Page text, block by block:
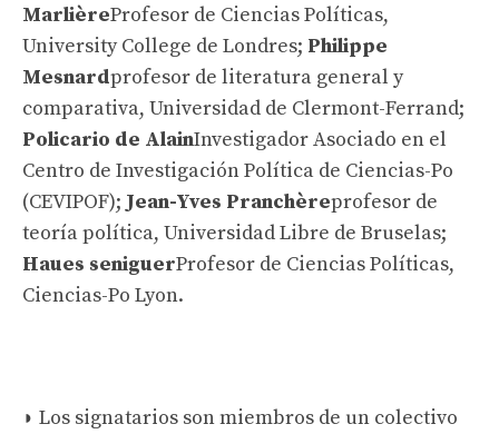
MarlièreProfesor de Ciencias Políticas,
University College de Londres; Philippe
Mesnardprofesor de literatura general y
comparativa, Universidad de Clermont-Ferrand;
Policario de AlainInvestigador Asociado en el
Centro de Investigación Política de Ciencias-Po
(CEVIPOF); Jean-Yves Pranchèreprofesor de
teoría política, Universidad Libre de Bruselas;
Haues seniguerProfesor de Ciencias Políticas,
Ciencias-Po Lyon.
◗ Los signatarios son miembros de un colectivo